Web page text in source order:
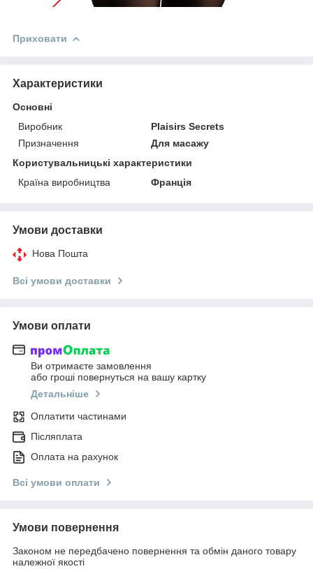
Приховати
Характеристики
Основні
Виробник
Plaisirs Secrets
Призначення
Для масажу
Користувальницькі характеристики
Країна виробництва
Франція
Умови доставки
Нова Пошта
Всі умови доставки
Умови оплати
Ви отримаєте замовлення
або гроші повернуться на вашу картку
Детальніше
Оплатити частинами
Післяплата
Оплата на рахунок
Всі умови оплати
Умови повернення
Законом не передбачено повернення та обмін даного товару
належної якості